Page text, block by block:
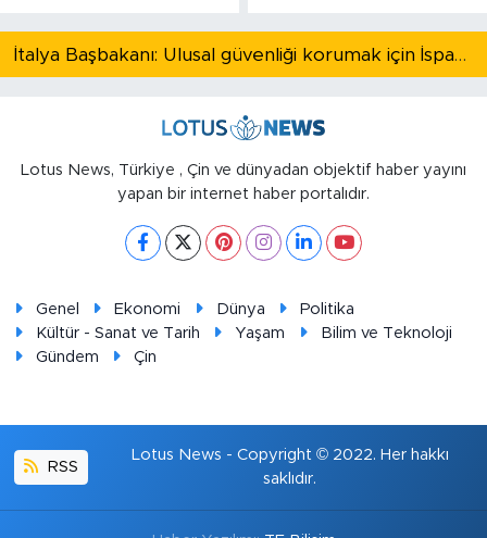
İtalya Başbakanı: Ulusal güvenliği korumak için İspanya ile Schengen kapsamındaki serbest dolaşımı askıya alıyoruz
Lotus News, Türkiye , Çin ve dünyadan objektif haber yayını
yapan bir internet haber portalıdır.
Genel Ekonomi Dünya
Politika
Kültür - Sanat ve Tarih
Yaşam
Bilim ve Teknoloji
Gündem
Çin
RSS
Lotus News - Copyright © 2022. Her hakkı
saklıdır.